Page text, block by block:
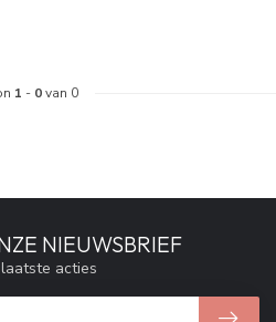
1 - 0van 0
NIEUWSBRIEF
acties